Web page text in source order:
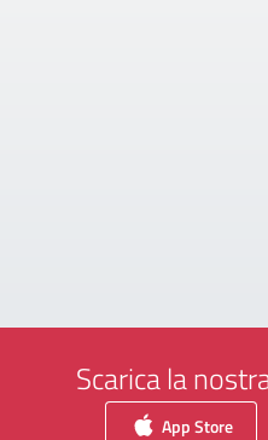
Scarica la
App Store